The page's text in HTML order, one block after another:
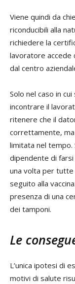
Viene quindi da
riconducibili alla
richiedere la
lavoratore accede
dal centro
Solo nel caso in
incontrare il
ritenere che il
correttamente, ma
limitata nel tempo.
dipendente di
una volta per tutte
seguito alla
presenza di una
dei tamponi.
Le
L’unica ipotesi di
motivi di salute